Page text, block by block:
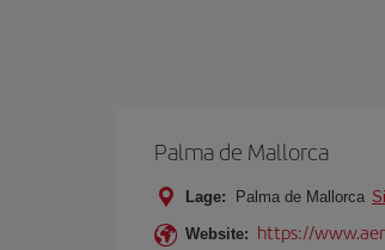
Palma de Mallorca
Lage: Palma de Mallorca
Website: https://